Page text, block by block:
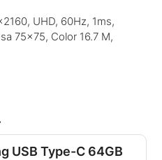
UHD, 60Hz, 1ms,
75×75, Color 16.7 M,
USB Type-C 64GB